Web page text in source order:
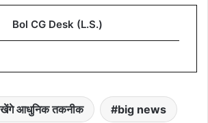
Bol CG Desk (L.S.)
आधुनिक तकनीक big news